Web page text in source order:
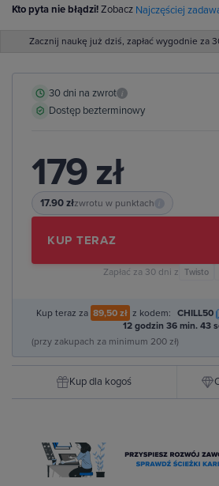
Kto pyta nie błądzi!Zobacz Najczęściej
Zacznij naukę już dziś, zapłać wygodnie za
30 dni na zwrot i
Dostęp bezterminowy
179 zł
17.90 złzwrotu w punktach
KUP TERAZ
Zapłać za 30 dni z Twisto
Kup teraz za 89,50 zł z kodem: CHILL50
12 godzin 36 min. 42
(przy zakupach za minimum 200 zł)
Kup dla kogoś